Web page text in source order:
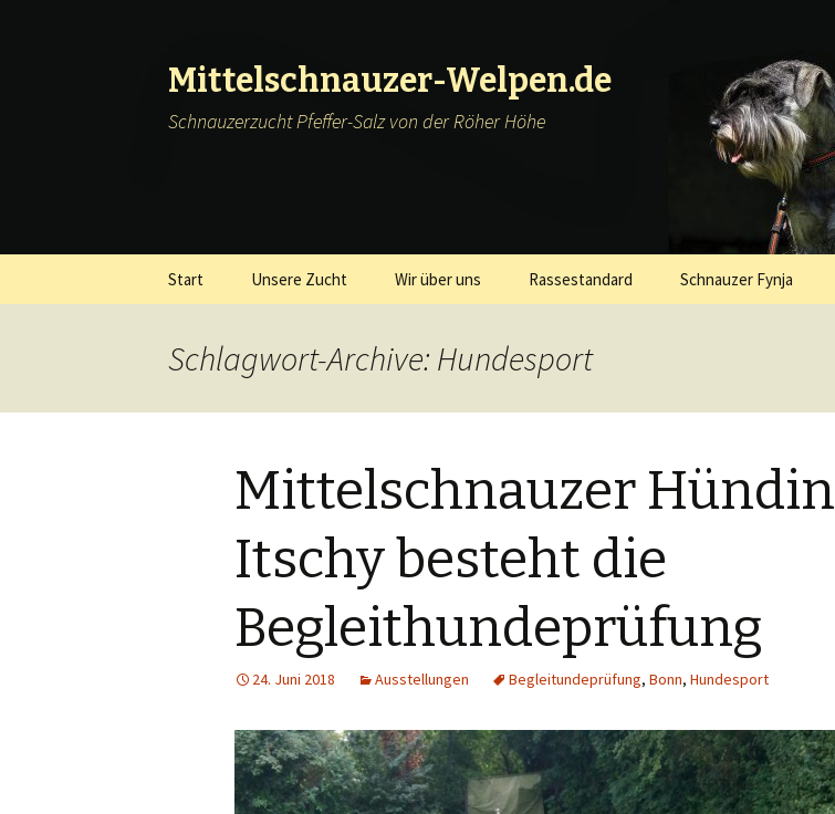
Mittelschnauzer-Welpen.de
Schnauzerzucht Pfeffer-Salz von der Röher Höhe
Start Unsere Zucht Wir über uns Rassestandard Schnauzer Fynja
Schlagwort-Archive: Hundesport
Mittelschnauzer Hündin
Itschy besteht die
Begleithundeprüfung
24. Juni 2018 Ausstellungen Begleitundeprüfung, Bonn, Hundesport